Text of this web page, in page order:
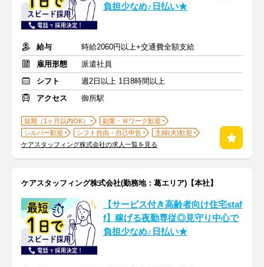
負担少なめ♪日払い★
給与
時給2060円以上+交通費全額支給
雇用形態
派遣社員
シフト
週2日以上 1日8時間以上
アクセス
御所駅
短期（1ヶ月以内OK）
副業・Ｗワーク歓迎
シルバー歓迎
シフト自由・自己申告
主婦(夫)歓迎
ケアスタッフィング株式会社の求人一覧を見る
ケアスタッフィング株式会社(勤務地：葛エリア)【本社】
【サービス付き高齢者向け住宅staf
f】稼げる夜勤専従◎見守り中心で
負担少なめ♪日払い★